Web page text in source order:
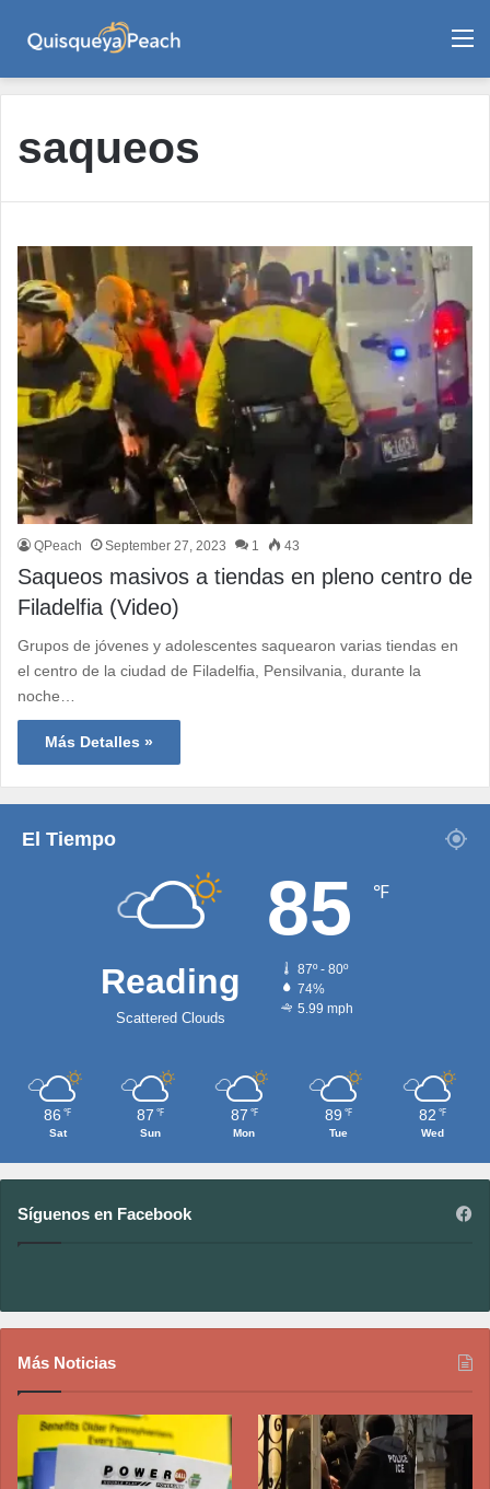
saqueos
QPeach September 27, 2023 1 43
Saqueos masivos a tiendas en pleno centro de
Filadelfia (Video)
Grupos de jóvenes y adolescentes saquearon varias tiendas en
el centro de la ciudad de Filadelfia, Pensilvania, durante la
noche…
Más Detalles »
El Tiempo
Reading
Scattered Clouds
85 ℉
87º - 80º
74%
5.99 mph
86 ℉
Sat
87 ℉
Sun
87 ℉
Mon
89 ℉
Tue
82 ℉
Wed
Síguenos en Facebook
Más Noticias